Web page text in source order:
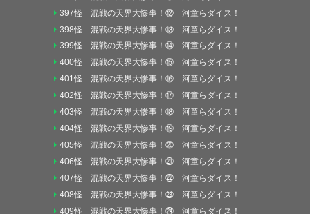
397怪 混戦の天界大惨事！⑫ 河童らダイス！
398怪 混戦の天界大惨事！⑬ 河童らダイス！
399怪 混戦の天界大惨事！⑭ 河童らダイス！
400怪 混戦の天界大惨事！⑮ 河童らダイス！
401怪 混戦の天界大惨事！⑯ 河童らダイス！
402怪 混戦の天界大惨事！⑰ 河童らダイス！
403怪 混戦の天界大惨事！⑱ 河童らダイス！
404怪 混戦の天界大惨事！⑲ 河童らダイス！
405怪 混戦の天界大惨事！⑳ 河童らダイス！
406怪 混戦の天界大惨事！㉑ 河童らダイス！
407怪 混戦の天界大惨事！㉒ 河童らダイス！
408怪 混戦の天界大惨事！㉓ 河童らダイス！
409怪 混戦の天界大惨事！㉔ 河童らダイス！